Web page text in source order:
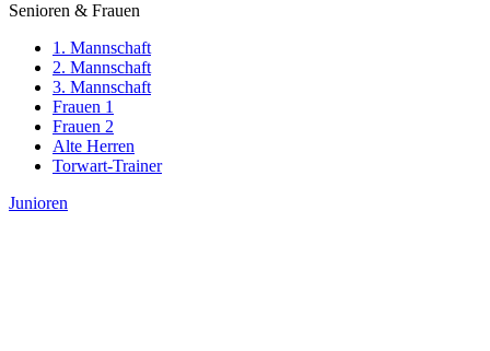
Senioren & Frauen
1. Mannschaft
2. Mannschaft
3. Mannschaft
Frauen 1
Frauen 2
Alte Herren
Torwart-Trainer
Junioren